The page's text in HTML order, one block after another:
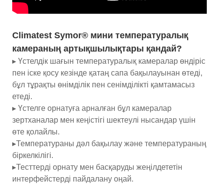
Climatest Symor® мини температуралық
камераның артықшылықтары қандай?
▸ Үстелдік шағын температуралық камералар өндіріс
пен іске қосу кезінде қатаң сапа бақылауынан өтеді,
бұл тұрақты өнімділік пен сенімділікті қамтамасыз
етеді.
▸ Үстелге орнатуға арналған бұл камералар
зертханалар мен кеңістігі шектеулі нысандар үшін
өте қолайлы.
▸Температураны дәл бақылау және температураның
біркелкілігі.
▸Тесттерді орнату мен басқаруды жеңілдететін
интерфейстерді пайдалану оңай.